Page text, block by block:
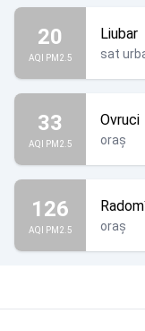
20
AQI PM2.5
Liubar
sat
33
AQI PM2.5
Ovruci
oraș
126
AQI PM2.5 oraș